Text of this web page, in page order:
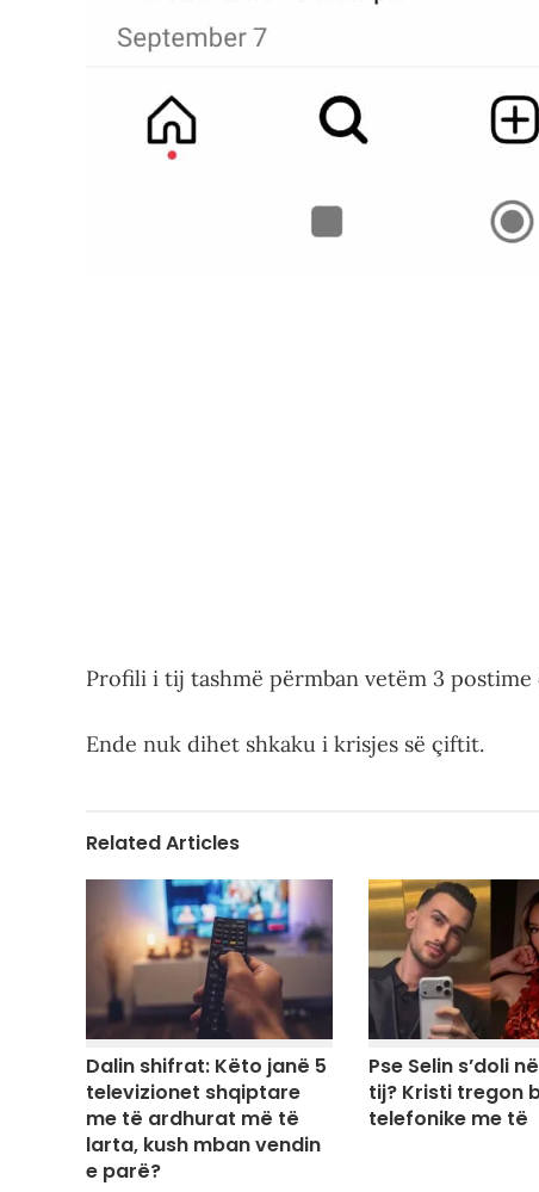
Profili i tij tashmë përmban vetëm 3
Ende nuk dihet shkaku i krisjes së çiftit.
Related Articles
Dalin shifrat: Këto janë 5
televizionet shqiptare
me të ardhurat më të
larta, kush mban vendin
e parë?
Pse Selin s’doli
tij? Kristi tregon
telefonike me të